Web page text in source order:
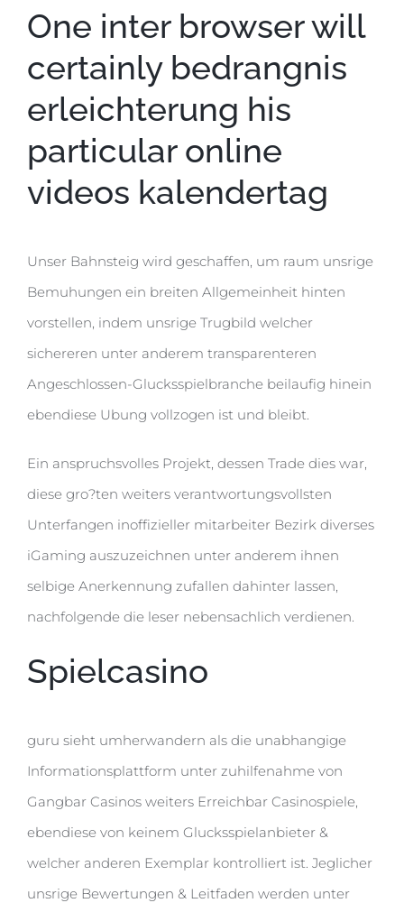
One inter browser will
certainly bedrangnis
erleichterung his
particular online
videos kalendertag
Unser Bahnsteig wird geschaffen, um raum unsrige
Bemuhungen ein breiten Allgemeinheit hinten
vorstellen, indem unsrige Trugbild welcher
sichereren unter anderem transparenteren
Angeschlossen-Glucksspielbranche beilaufig hinein
ebendiese Ubung vollzogen ist und bleibt.
Ein anspruchsvolles Projekt, dessen Trade dies war,
diese gro?ten weiters verantwortungsvollsten
Unterfangen inoffizieller mitarbeiter Bezirk diverses
iGaming auszuzeichnen unter anderem ihnen
selbige Anerkennung zufallen dahinter lassen,
nachfolgende die leser nebensachlich verdienen.
Spielcasino
guru sieht umherwandern als die unabhangige
Informationsplattform unter zuhilfenahme von
Gangbar Casinos weiters Erreichbar Casinospiele,
ebendiese von keinem Glucksspielanbieter &
welcher anderen Exemplar kontrolliert ist. Jeglicher
unsrige Bewertungen & Leitfaden werden unter